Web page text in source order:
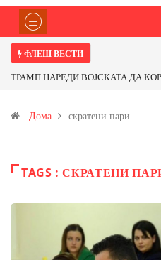
ФЛЕШ ВЕСТИ
ТРАМП НАРЕДИ ВОЈСКАТА ДА
Иловица и со антимонот?
Дома скратени пари
TAGS : СКРАТЕНИ